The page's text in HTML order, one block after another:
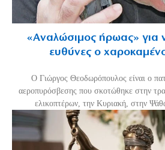
«Aναλώσιμος ήρωας» για
ευθύνες ο
Ο Γιώργος Θεοδωρόπουλος είναι ο
αεροπυρόσβεσης που σκοτώθηκε στην
ελικοπτέρων, την Κυριακή, στην